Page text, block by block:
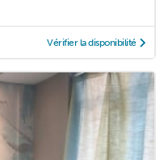
Vérifier la disponibilité